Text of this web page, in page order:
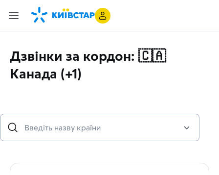
Дзвінки за кордон: 🇨🇦
Канада (+1)